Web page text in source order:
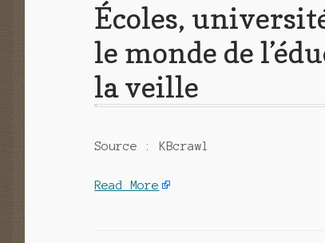
Écoles,
le monde de
la veille
Source : KBcrawl
Read More